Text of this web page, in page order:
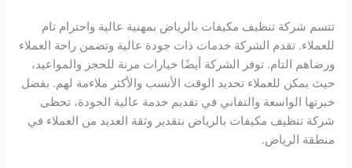
تتسم شركة تنظيف مكيفات بالرياض بمهنية عالية واحترام تام
للعملاء. تقدم الشركة خدمات ذات جودة عالية وتضمن راحة العملاء
ورضاهم التام. توفر الشركة أيضًا خيارات مرنة للحجز والمواعيد،
حيث يمكن للعملاء تحديد الوقت الأنسب والأكثر ملاءمة لهم. بفضل
خبرتها الواسعة والتفاني في تقديم خدمة عالية الجودة، تحظى
شركة تنظيف مكيفات بالرياض بتقدير وثقة العديد من العملاء في
منطقة الرياض.